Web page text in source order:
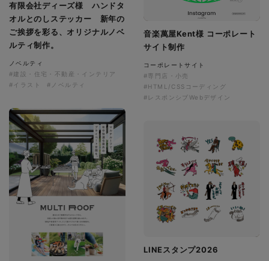
音楽萬屋Kent様 コーポレート
サイト制作
コーポレートサイト
#専門店・小売
#HTML/CSSコーディング
#レスポンシブWebデザイン
有限会社ディーズ様 ハンドタ
オルとのしステッカー 新年の
ご挨拶を彩る、オリジナルノベ
ルティ制作。
ノベルティ
#建設・住宅・不動産・インテリア
#イラスト
#ノベルティ
LINEスタンプ2026